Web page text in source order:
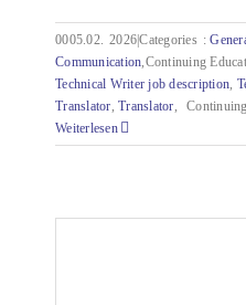
0005.02. 2026|Categories :
Communication,Continuing
Technical Writer job description,
Translator,Translator,
Weiterlesen